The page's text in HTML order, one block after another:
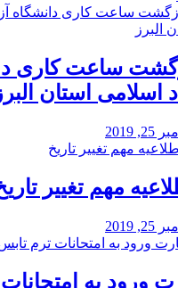
ساعت کاری
اسلامی استان البرز
2019
مهم تغییر
2019
ورود به